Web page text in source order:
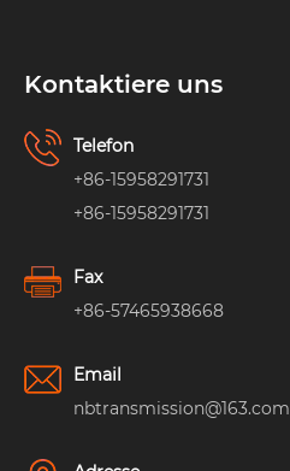
Kontaktiere uns
Telefon
+86-15958291731
+86-15958291731
Fax
+86-57465938668
Email
nbtransmission@163.com